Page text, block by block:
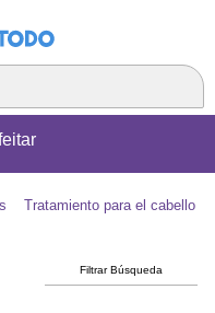
Tratamiento para el cabello
Filtrar Búsqueda